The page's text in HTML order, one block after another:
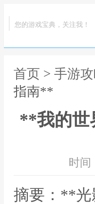
您的游戏宝典，关注我！
首页 > 手游
指南**
**我的世
时间
摘要：**光